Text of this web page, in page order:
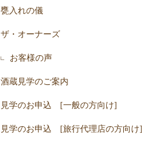
甕入れの儀
ザ・オーナーズ
お客様の声
酒蔵見学のご案内
見学のお申込 [一般の方向け]
見学のお申込 [旅行代理店の方向け]